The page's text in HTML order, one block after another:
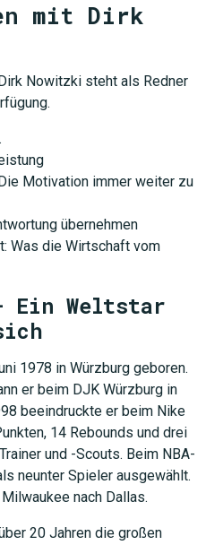
mit Dirk
Nowitzki steht als Redner
Motivation immer weiter zu
übernehmen
Was die Wirtschaft vom
Ein Weltstar
1978 in Würzburg geboren.
er beim DJK Würzburg in
beeindruckte er beim Nike
14 Rebounds und drei
und -Scouts. Beim NBA-
neunter Spieler ausgewählt.
nach Dallas.
20 Jahren die großen